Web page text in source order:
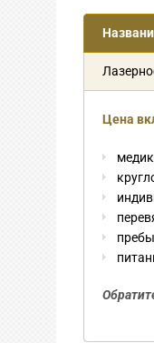
Цена